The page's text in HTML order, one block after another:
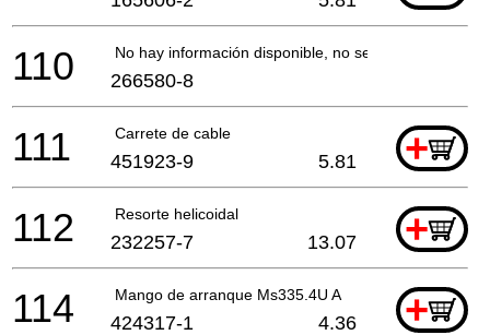
No hay información disponible, no se puede pedir
110 266580-8
Carrete de cable +
111 451923-9 5.81
Resorte helicoidal +
112 232257-7 13.07
Mango de arranque Ms335.4U A +
114 424317-1 4.36